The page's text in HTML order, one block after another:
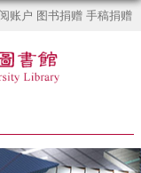
账户 图书捐赠 手稿捐赠